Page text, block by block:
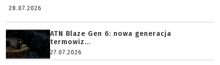
28.07.2026
ATN Blaze Gen 6: nowa generacja
termowiz...
27.07.2026